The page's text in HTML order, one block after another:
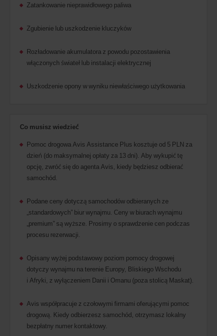
Zatankowanie nieprawidłowego paliwa
Zgubienie lub uszkodzenie kluczyków
Rozładowanie akumulatora z powodu pozostawienia
włączonych świateł lub instalacji elektrycznej
Uszkodzenie opony w wyniku niewłaściwego użytkowania
Co musisz wiedzieć
Pomoc drogowa Avis Assistance Plus kosztuje od 5 PLN za
dzień (do maksymalnej opłaty za 13 dni). Aby wykupić tę
opcję, zwróć się do agenta Avis, kiedy będziesz odbierać
samochód.
Podane ceny dotyczą samochodów odbieranych ze
„standardowych” biur wynajmu. Ceny w biurach wynajmu
„premium” są wyższe. Prosimy o sprawdzenie cen podczas
procesu rezerwacji.
Opisany wyżej podstawowy poziom pomocy drogowej
dotyczy wynajmu na terenie Europy, Bliskiego Wschodu
i Afryki, z wyłączeniem Danii i Omanu (poza stolicą Maskat).
Avis współpracuje z czołowymi firmami oferującymi pomoc
drogową. Kiedy odbierzesz samochód, otrzymasz lokalny
bezpłatny numer kontaktowy.